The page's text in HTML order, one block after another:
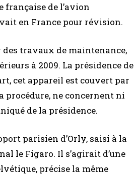
française de l’avion
en France pour révision.
des travaux de maintenance,
à 2009. La présidence de
cet appareil est couvert par
procédure, ne concernent ni
de la présidence.
parisien d’Orly, saisi à la
le Figaro. Il s’agirait d’une
précise la même